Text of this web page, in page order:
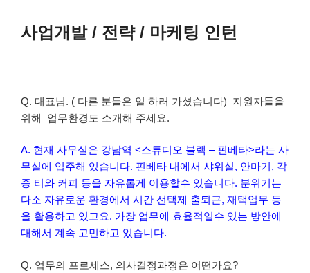
사업개발 / 전략 / 마케팅 인턴
Q. 대표님. ( 다른 분들은 일 하러 가셨습니다) 지원자들을
위해 업무환경도 소개해 주세요.
A. 현재 사무실은 강남역 <스튜디오 블랙 – 핀베타>라는 사
무실에 입주해 있습니다. 핀베타 내에서 샤워실, 안마기, 각
종 티와 커피 등을 자유롭게 이용할수 있습니다. 분위기는
다소 자유로운 환경에서 시간 선택제 출퇴근, 재택업무 등
을 활용하고 있고요. 가장 업무에 효율적일수 있는 방안에
대해서 계속 고민하고 있습니다.
Q. 업무의 프로세스, 의사결정과정은 어떤가요?